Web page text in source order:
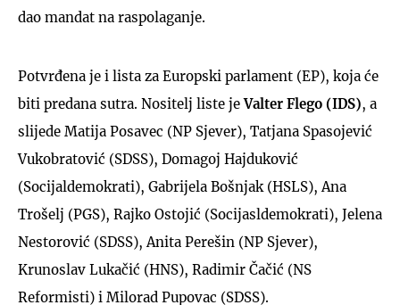
dao mandat na raspolaganje.
Potvrđena je i lista za Europski parlament (EP), koja će
biti predana sutra. Nositelj liste jeValter Flego (IDS), a
slijede Matija Posavec (NP Sjever), Tatjana Spasojević
Vukobratović (SDSS), Domagoj Hajduković
(Socijaldemokrati), Gabrijela Bošnjak (HSLS), Ana
Trošelj (PGS), Rajko Ostojić (Socijasldemokrati), Jelena
Nestorović (SDSS), Anita Perešin (NP Sjever),
Krunoslav Lukačić (HNS), Radimir Čačić (NS
Reformisti) i Milorad Pupovac (SDSS).